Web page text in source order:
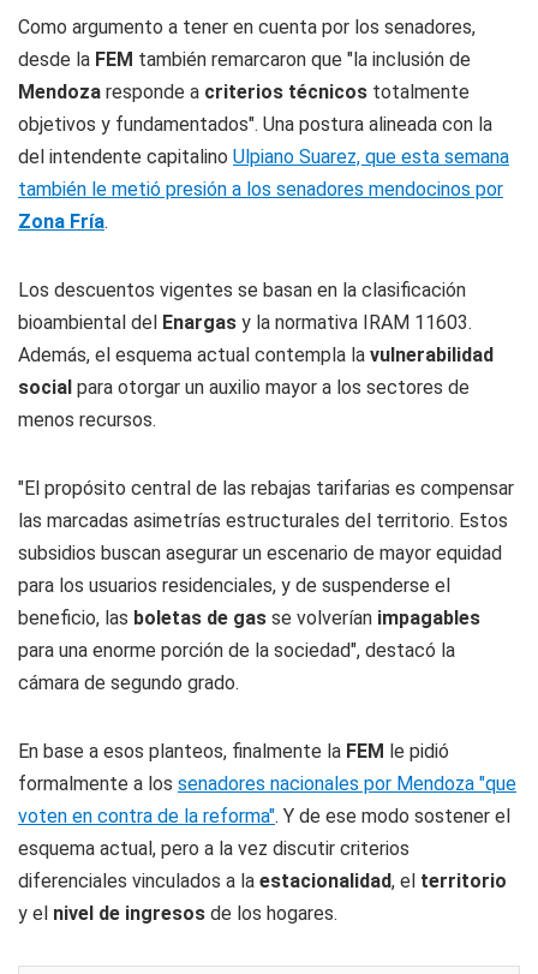
Como argumento a tener en cuenta por los senadores,
desde la FEM también remarcaron que "la inclusión de
Mendoza responde a criterios técnicos totalmente
objetivos y fundamentados". Una postura alineada con la
del intendente capitalino Ulpiano Suarez, que esta semana
también le metió presión a los senadores mendocinos por
Zona Fría.
Los descuentos vigentes se basan en la clasificación
bioambiental del Enargas y la normativa IRAM 11603.
Además, el esquema actual contempla la vulnerabilidad
social para otorgar un auxilio mayor a los sectores de
menos recursos.
"El propósito central de las rebajas tarifarias es compensar
las marcadas asimetrías estructurales del territorio. Estos
subsidios buscan asegurar un escenario de mayor equidad
para los usuarios residenciales, y de suspenderse el
beneficio, las boletas de gas se volverían impagables
para una enorme porción de la sociedad", destacó la
cámara de segundo grado.
En base a esos planteos, finalmente la FEM le pidió
formalmente a los senadores nacionales por Mendoza "que
voten en contra de la reforma". Y de ese modo sostener el
esquema actual, pero a la vez discutir criterios
diferenciales vinculados a la estacionalidad, el territorio
y el nivel de ingresos de los hogares.